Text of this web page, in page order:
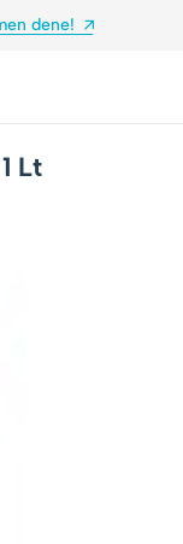
Lt